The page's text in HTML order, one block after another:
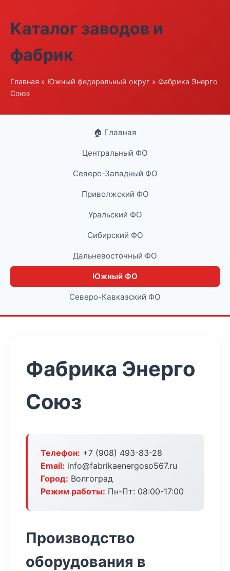
Каталог заводов и
фабрик
Главная » Южный федеральный округ » Фабрика Энерго
Союз
🏠 Главная
Центральный ФО
Северо-Западный ФО
Приволжский ФО
Уральский ФО
Сибирский ФО
Дальневосточный ФО
Южный ФО
Северо-Кавказский ФО
Фабрика Энерго
Союз
Телефон: +7 (908) 493-83-28
Email: info@fabrikaenergoso567.ru
Город: Волгоград
Режим работы: Пн-Пт: 08:00-17:00
Производство
оборудования в